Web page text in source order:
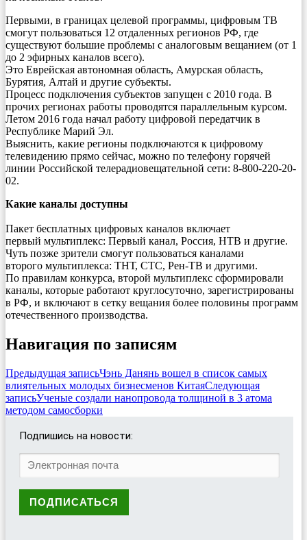
Первыми, в границах целевой программы, цифровым ТВ
смогут пользоваться 12 отдаленных регионов РФ, где
существуют большие проблемы с аналоговым вещанием (от 1
до 2 эфирных каналов всего).
Это Еврейская автономная область, Амурская область,
Бурятия, Алтай и другие субъекты.
Процесс подключения субъектов запущен с 2010 года. В
прочих регионах работы проводятся параллельным курсом.
Летом 2016 года начал работу цифровой передатчик в
Республике Марий Эл.
Выяснить, какие регионы подключаются к цифровому
телевидению прямо сейчас, можно по телефону горячей
линии Российской телерадиовещательной сети: 8-800-220-20-
02.
Какие каналы доступны
Пакет бесплатных цифровых каналов включает
первый мультиплекс: Первый канал, Россия, НТВ и другие.
Чуть позже зрители смогут пользоваться каналами
второго мультиплекса: ТНТ, СТС, Рен-ТВ и другими.
По правилам конкурса, второй мультиплекс сформировали
каналы, которые работают круглосуточно, зарегистрированы
в РФ, и включают в сетку вещания более половины программ
отечественного производства.
Навигация по записям
Предыдущая записьЧэнь Данянь вошел в список самых
влиятельных молодых бизнесменов КитаяСледующая
записьУченые создали нанопровода толщиной в 3 атома
методом самосборки
Подпишись на новости: